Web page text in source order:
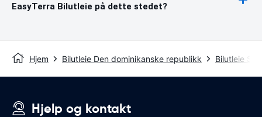
EasyTerra Bilutleie på dette stedet?
Hjem Bilutleie Den dominikanske republikk Bilutleie
Hjelp og kontakt